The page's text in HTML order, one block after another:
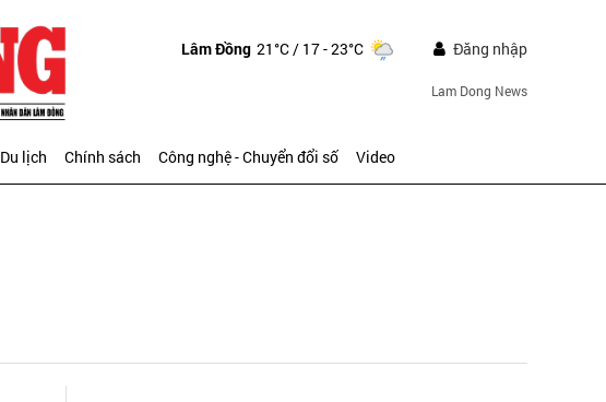
Lâm Đồng 21°C/ 17 - 23°C Đăng nhập
Lam Dong News
Du lịch Chính sách Công nghệ - Chuyển đổi số Video